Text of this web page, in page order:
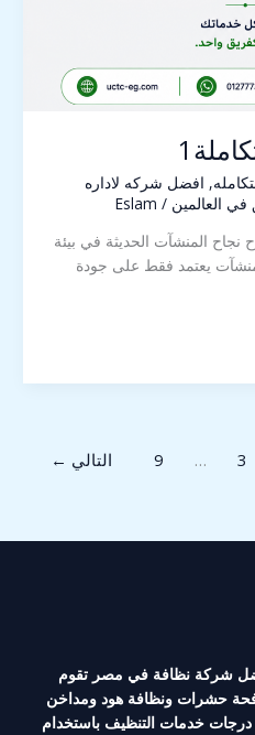
, افضل شركه لاداره
في العالمين /
Eslam
نجاح المنشآت الحديثة في بيئة
يعتمد فقط على جودة
3
…
9 التالي ←
شركة نظافة في مصر تقوم
حشرات ونظافة هود ومداخن
خدمات التنظيف باستخدام